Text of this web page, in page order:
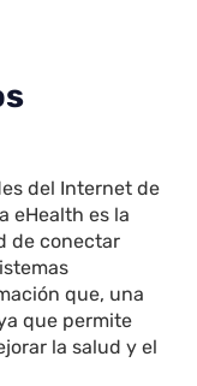
del Internet de
eHealth es la
de conectar
que, una
que permite
la salud y el